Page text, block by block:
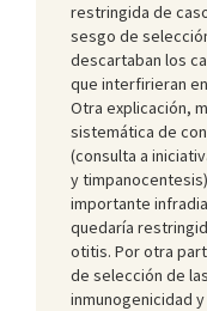
restringida de
sesgo de
descartaban los
que interfirieran
Otra explicación,
sistemática de
(consulta a
y
importante
quedaría
otitis. Por otra
de selección de
inmunogenicidad